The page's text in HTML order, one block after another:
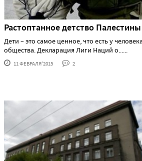
Растоптанное детство Палестины
Дети – это самое ценное, что есть у
общества. Декларация Лиги Наций о......
11 ФЕВРАЛЯ'2015 2